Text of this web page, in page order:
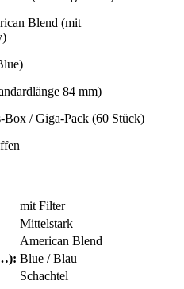
Blend (mit
84 mm)
Box / Giga-Pack (60 Stück)
mit Filter
Mittelstark
American Blend
Blue / Blau
Schachtel